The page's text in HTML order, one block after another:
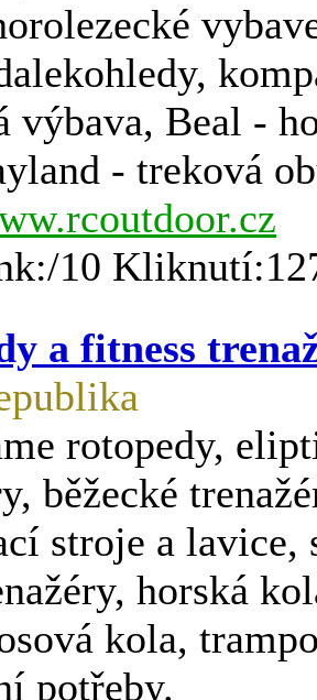
výbava, Beal -
- treková
10
a fitness
rotopedy,
běžecké
stroje a lavice,
horská
kola,
potřeby.